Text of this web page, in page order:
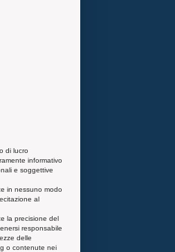
di lucro
informativo
e soggettive
in nessuno modo
al
la precisione del
responsabile
delle
o contenute nei